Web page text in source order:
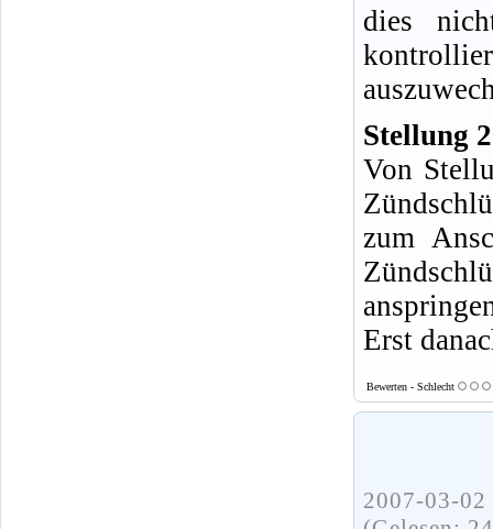
dies
Stellung
Von
zum
Erst
Bewerten - Schlecht
2007-03-